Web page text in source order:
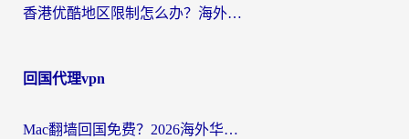
香港优酷地区限制怎么办？海外党亲测有效的追剧解决方案
回国代理vpn
Mac翻墙回国免费？2026海外华人亲测：从CCTV5直播到国内APP，这样选加速器才靠谱